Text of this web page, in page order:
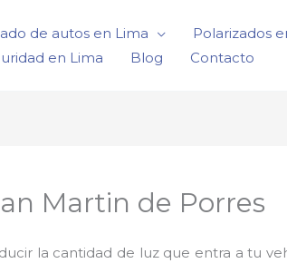
de autos en Lima Polarizados
en Lima
Blog Contacto
Martin de Porres
la cantidad de luz que entra a tu